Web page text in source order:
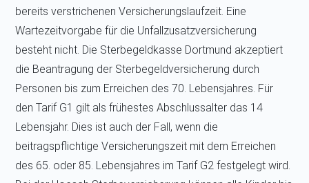
bereits verstrichenen Versicherungslaufzeit. Eine
Wartezeitvorgabe für die Unfallzusatzversicherung
besteht nicht. Die Sterbegeldkasse Dortmund akzeptiert
die Beantragung der Sterbegeldversicherung durch
Personen bis zum Erreichen des 70. Lebensjahres. Für
den Tarif G1 gilt als frühestes Abschlussalter das 14
Lebensjahr. Dies ist auch der Fall, wenn die
beitragspflichtige Versicherungszeit mit dem Erreichen
des 65. oder 85. Lebensjahres im Tarif G2 festgelegt wird.